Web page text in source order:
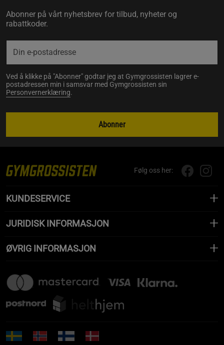
Abonner på vårt nyhetsbrev for tilbud, nyheter og
rabattkoder.
Ved å klikke på "Abonner" godtar jeg at Gymgrossisten lagrer e-
postadressen min i samsvar med Gymgrossisten sin
Personvernerklæring.
Abonner
Følg oss her:
KUNDESERVICE
JURIDISK INFORMASJON
ØVRIG INFORMASJON